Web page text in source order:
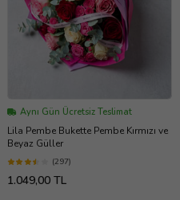
Aynı Gün Ücretsiz Teslimat
Lila Pembe Bukette Pembe Kırmızı ve
Beyaz Güller
(297)
1.049,00 TL